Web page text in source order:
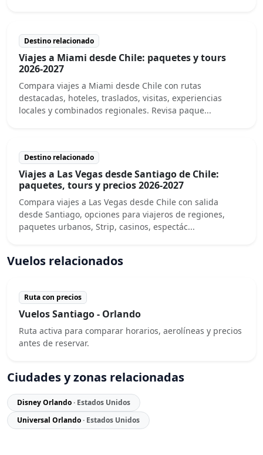
Destino relacionado
Viajes a Miami desde Chile: paquetes y tours
2026-2027
Compara viajes a Miami desde Chile con rutas
destacadas, hoteles, traslados, visitas, experiencias
locales y combinados regionales. Revisa paque...
Destino relacionado
Viajes a Las Vegas desde Santiago de Chile:
paquetes, tours y precios 2026-2027
Compara viajes a Las Vegas desde Chile con salida
desde Santiago, opciones para viajeros de regiones,
paquetes urbanos, Strip, casinos, espectác...
Vuelos relacionados
Ruta con precios
Vuelos Santiago - Orlando
Ruta activa para comparar horarios, aerolíneas y precios
antes de reservar.
Ciudades y zonas relacionadas
Disney Orlando· Estados Unidos
Universal Orlando· Estados Unidos